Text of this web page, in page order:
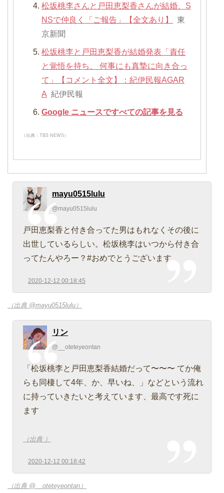
松坂桃李さんと戸田恵梨香さんが結婚、S
NSで仲良く「ご報告」【全文あり】
東
京新聞
松坂桃李と戸田恵梨香が結婚発表「責任
と覚悟を持ち、 何事にも真摯に向き合っ
て」【コメント全文】：紀伊民報AGAR
A 紀伊民報
Google ニュースですべての記事を見る
（出典：TBS NEWS）
mayu0515lulu
@mayu0515lulu
戸田恵梨香と付き合ってた男はもれなくその後に
出世しているらしい。松坂桃李はいつから付き合
ってたんやろー？#おめでとうございます
2020-12-12 00:18:45
（出典 @mayu0515lulu）
リン
@__oteteyeontan
「松坂桃李と戸田恵梨香結婚だって〜〜〜 てか俺
らも同棲して4年、か、早いね、」などという流れ
に持っていきたいと考えています、最高です死に
ます
（出典 ）
2020-12-12 00:18:42
（出典 @__oteteyeontan）